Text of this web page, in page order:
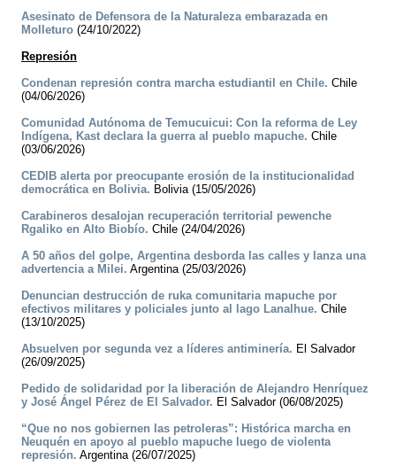
Asesinato de Defensora de la Naturaleza embarazada en
Molleturo (24/10/2022)
Represión
Condenan represión contra marcha estudiantil en Chile. Chile
(04/06/2026)
Comunidad Autónoma de Temucuicui: Con la reforma de Ley
Indígena, Kast declara la guerra al pueblo mapuche. Chile
(03/06/2026)
CEDIB alerta por preocupante erosión de la institucionalidad
democrática en Bolivia. Bolivia (15/05/2026)
Carabineros desalojan recuperación territorial pewenche
Rgaliko en Alto Biobío. Chile (24/04/2026)
A 50 años del golpe, Argentina desborda las calles y lanza una
advertencia a Milei. Argentina (25/03/2026)
Denuncian destrucción de ruka comunitaria mapuche por
efectivos militares y policiales junto al lago Lanalhue. Chile
(13/10/2025)
Absuelven por segunda vez a líderes antiminería. El Salvador
(26/09/2025)
Pedido de solidaridad por la liberación de Alejandro Henríquez
y José Ángel Pérez de El Salvador. El Salvador (06/08/2025)
“Que no nos gobiernen las petroleras”: Histórica marcha en
Neuquén en apoyo al pueblo mapuche luego de violenta
represión. Argentina (26/07/2025)